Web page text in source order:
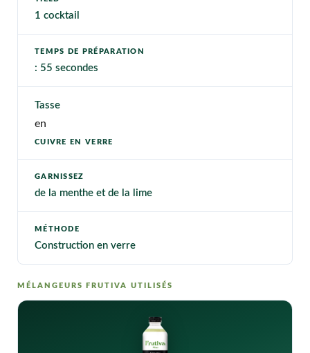
1 cocktail
TEMPS DE PRÉPARATION
: 55 secondes
Tasse
en
CUIVRE EN VERRE
GARNISSEZ
de la menthe et de la lime
MÉTHODE
Construction en verre
MÉLANGEURS FRUTIVA UTILISÉS